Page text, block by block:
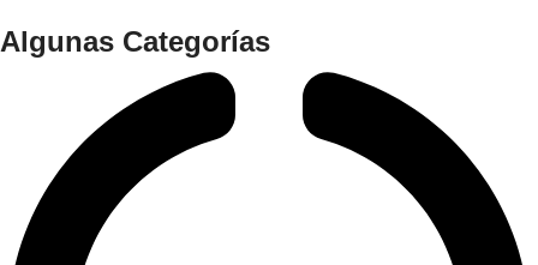
Algunas Categorías